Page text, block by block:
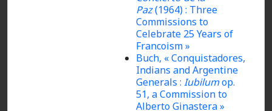
Paz(1964) : Three
Commissions to
Celebrate 25 Years of
Francoism »
Buch, « Conquistadores,
Indians and Argentine
Generals : Iubilumop.
51, a Commission to
Alberto Ginastera »